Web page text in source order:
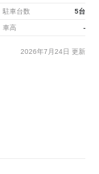
駐車台数 5台
車高 -
2026年7月24日 更新